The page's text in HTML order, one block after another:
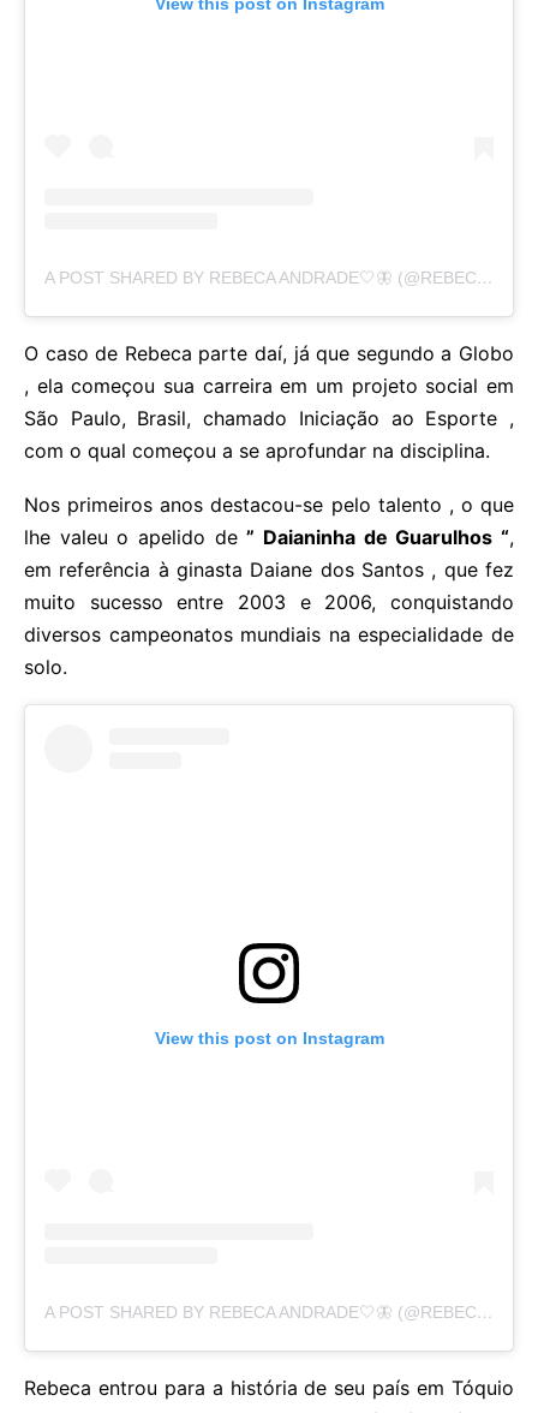
A POST SHARED BY REBECA ANDRADE🤍🦋 (@REBECARANDRADE)
O caso de Rebeca parte daí, já que segundo a Globo
, ela começou sua carreira em um projeto social em
São Paulo, Brasil, chamado Iniciação ao Esporte ,
com o qual começou a se aprofundar na disciplina.
Nos primeiros anos destacou-se pelo talento , o que
lhe valeu o apelido de” Daianinha de Guarulhos “,
em referência à ginasta Daiane dos Santos , que fez
muito sucesso entre 2003 e 2006, conquistando
diversos campeonatos mundiais na especialidade de
solo.
View this post on Instagram
A POST SHARED BY REBECA ANDRADE🤍🦋 (@REBECARANDRADE)
Rebeca entrou para a história de seu país em Tóquio